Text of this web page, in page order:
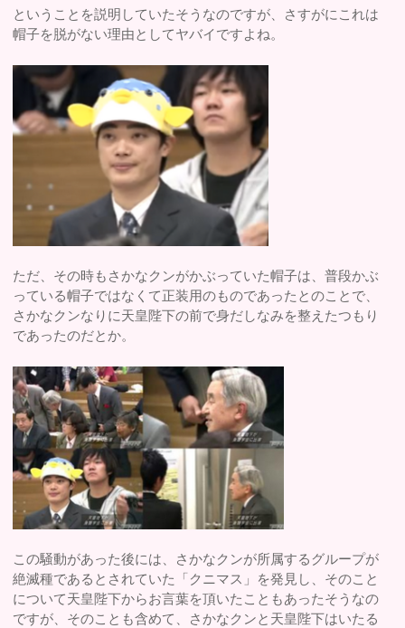
ということを説明していたそうなのですが、さすがにこれは
帽子を脱がない理由としてヤバイですよね。
ただ、その時もさかなクンがかぶっていた帽子は、普段かぶ
っている帽子ではなくて正装用のものであったとのことで、
さかなクンなりに天皇陛下の前で身だしなみを整えたつもり
であったのだとか。
この騒動があった後には、さかなクンが所属するグループが
絶滅種であるとされていた「クニマス」を発見し、そのこと
について天皇陛下からお言葉を頂いたこともあったそうなの
ですが、そのことも含めて、さかなクンと天皇陛下はいたる